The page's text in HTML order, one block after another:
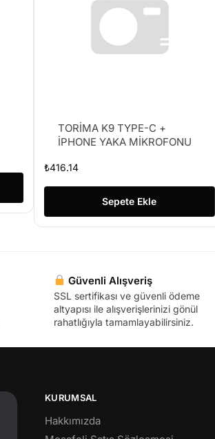
TORİMA K9 TYPE-C +
İPHONE YAKA MİKROFONU
₺416.14
Sepete Ekle
Güvenli Alışveriş
SSL sertifikası ve güvenli ödeme
altyapısı ile alışverişlerinizi gönül
rahatlığıyla tamamlayabilirsiniz.
KURUMSAL
Hakkımızda